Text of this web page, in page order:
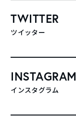
TWITTER
ツイッター
INSTAGRAM
インスタグラム